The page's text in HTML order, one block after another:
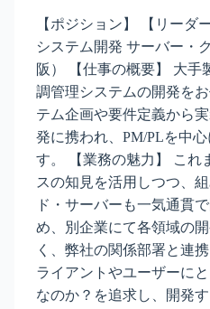
【ポジション】 【リーダ
システム開発 サーバー・
阪） 【仕事の概要】 大手
調管理システムの開発を
テム企画や要件定義から
発に携われ、PM/PLを中
す。 【業務の魅力】 これ
スの知見を活用しつつ、
ド・サーバーも一気通貫
め、別企業にて各領域の
く、弊社の関係部署と連
ライアントやユーザーに
なのか？を追求し、開発